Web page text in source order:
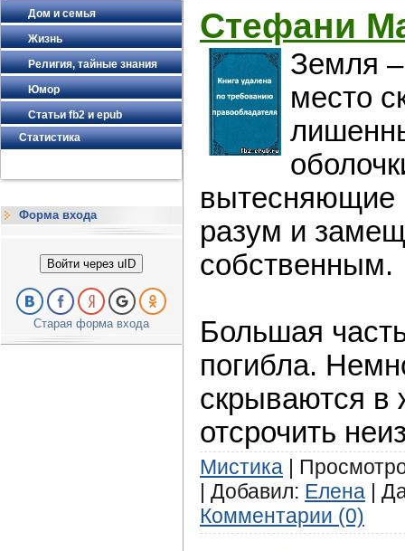
Дом и семья
Жизнь
Религия, тайные знания
Юмор
Статьи fb2 и epub
Статистика
Форма входа
Войти через uID
Старая форма входа
Стефани
Земля
место
вытесняющие
разум и
собственным.
Большая
погибла.
скрываются в
отсрочить
Мистика |
| Добавил: Елена |
Комментарии (0)